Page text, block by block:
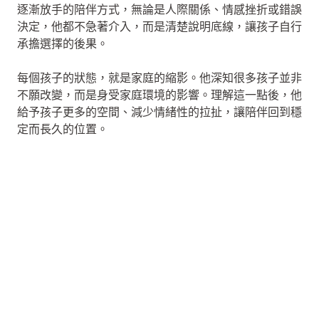
逐漸放手的陪伴方式，無論是人際關係、情感挫折或錯誤
決定，他都不急著介入，而是清楚說明底線，讓孩子自行
承擔選擇的後果。
每個孩子的狀態，就是家庭的縮影。他深知很多孩子並非
不願改變，而是身受家庭環境的影響。理解這一點後，他
給予孩子更多的空間、減少情緒性的拉扯，讓陪伴回到穩
定而長久的位置。